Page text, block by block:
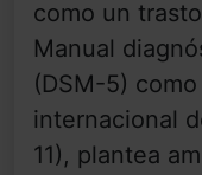
como un
Manual
(DSM-5)
internacional
11), plantea